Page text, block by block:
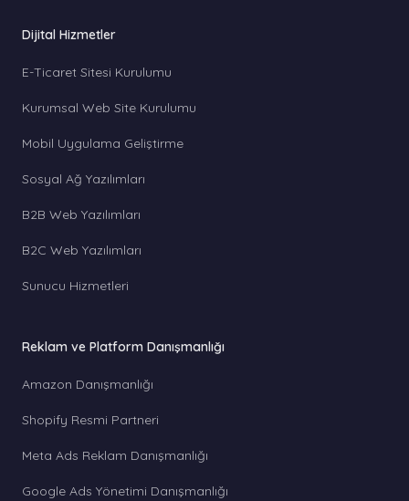
Dijital Hizmetler
E-Ticaret Sitesi Kurulumu
Kurumsal Web Site Kurulumu
Mobil Uygulama Geliştirme
Sosyal Ağ Yazılımları
B2B Web Yazılımları
B2C Web Yazılımları
Sunucu Hizmetleri
Reklam ve Platform Danışmanlığı
Amazon Danışmanlığı
Shopify Resmi Partneri
Meta Ads Reklam Danışmanlığı
Google Ads Yönetimi Danışmanlığı